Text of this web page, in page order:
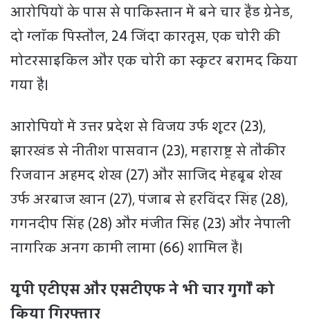
आरोपियों के पास से पाकिस्तान में बने चार हैंड ग्रेनेड,
दो ग्लॉक पिस्तौल, 24 जिंदा कारतूस, एक चोरी की
मोटरसाइकिल और एक चोरी का स्कूटर बरामद किया
गया है।
आरोपियों में उत्तर प्रदेश से विजय उर्फ शूटर (23),
झारखंड से नीतीश पासवान (23), महाराष्ट्र से तौकीर
रिजवान अहमद शेख (27) और साजिद मेहबूब शेख
उर्फ अरबाज खान (27), पंजाब से हरविंदर सिंह (28),
गगनदीप सिंह (28) और मंजीत सिंह (23) और नेपाली
नागरिक अनग कामी लामा (66) शामिल हैं।
यूपी एटीएस और एसटीएफ ने भी चार गुर्गों को
किया गिरफ्तार